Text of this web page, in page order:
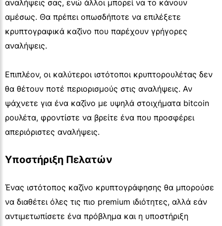
αναλήψεις σας, ενώ άλλοι μπορεί να το κάνουν
αμέσως. Θα πρέπει οπωσδήποτε να επιλέξετε
κρυπτογραφικά καζίνο που παρέχουν γρήγορες
αναλήψεις.
Επιπλέον, οι καλύτεροι ιστότοποι κρυπτορουλέτας δεν
θα θέτουν ποτέ περιορισμούς στις αναλήψεις. Αν
ψάχνετε για ένα καζίνο με υψηλά στοιχήματα bitcoin
ρουλέτα, φροντίστε να βρείτε ένα που προσφέρει
απεριόριστες αναλήψεις.
Υποστήριξη Πελατών
Ένας ιστότοπος καζίνο κρυπτογράφησης θα μπορούσε
να διαθέτει όλες τις πιο premium ιδιότητες, αλλά εάν
αντιμετωπίσετε ένα πρόβλημα και η υποστήριξη